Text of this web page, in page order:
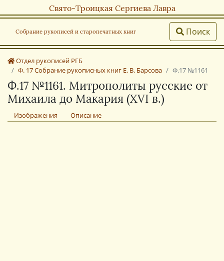
Свято-Троицкая Сергиева Лавра
Собрание рукописей и старопечатных книг Поиск
Отдел рукописей РГБ
Ф. 17 Собрание рукописных книг Е. В. Барсова
Ф.17 №1161
Ф.17 №1161. Митрополиты русские от
Михаила до Макария (XVI в.)
Изображения Описание